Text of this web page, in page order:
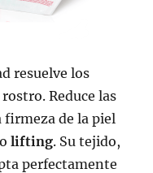
resuelve los
Reduce las
firmeza de la piel
lifting. Su tejido,
perfectamente